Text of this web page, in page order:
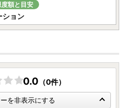
所得が生じる場合は、申告が必要
送料は含まれません。
性がなく、労働の対価や商売な
のことです。
ＨＰ】
≫
金額[A]－ 支出金額
－ 特別控
額と目安
ション
0.0 （0件）
を非表示にする